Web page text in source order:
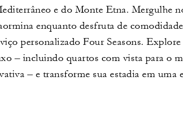
e do Monte Etna. Mergulhe
enquanto desfruta de
personalizado Four Seasons. Explore
– incluindo quartos com vista para o
– e transforme sua estadia em uma